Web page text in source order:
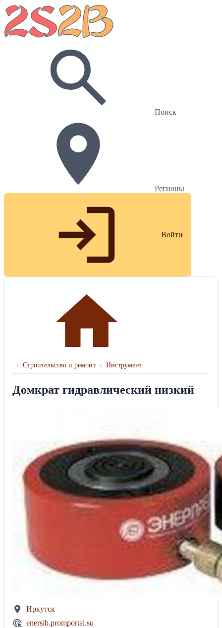
Поиск
Регионы
Войти
› Строительство и ремонт › Инструмент
Домкрат гидравлический низкий
Иркутск
enersib.promportal.su